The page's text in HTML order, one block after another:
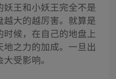
王和小妖王完全不是
大的越厉害。就算是
候，在自己的地盘上
之力的加成。一旦出
受影响。